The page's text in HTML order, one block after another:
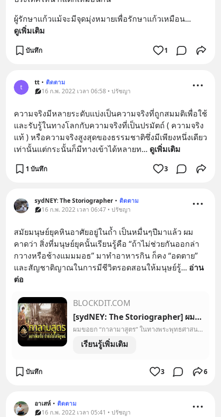
ผู้รักษาแก้วแม้จะมีจุดมุ่งหมายเพื่อรักษาแก้วเหมือน...
ดูเพิ่มเติม
บันทึก 1
t
tt • ติดตาม
16 ก.พ. 2022 เวลา 06:58 • ปรัชญา
ความจริงมีหลายระดับแบ่งเป็นความจริงที่ถูกสมมติเพื่อใช้
และรับรู้ในทางโลกกับความจริงที่เป็นปรมัตถ์ ( ความจริง
แท้ ) หรือความจริงสูงสุดของธรรมชาติซึ่งมีเพียงหนึ่งเดียว
เท่านั้นแต่กระนั้นก็มีทางเข้าได้หลายท... ดูเพิ่มเติม
1 บันทึก 3
sydNEY: The Storiographer • ติดตาม
16 ก.พ. 2022 เวลา 06:47 • ปรัชญา
สมัยมนุษย์ยุคหินอาศัยอยู่ในถ้ำ เป็นหมื่นๆปีมาแล้ว ผม
คาดว่า สิ่งที่มนุษย์ยุคนั้นเรียนรู้คือ “ถ้าไม่ช่วยกันออกล่า
กวางหรือช้างแมมมอธ” มาทำอาหารกิน ก็คง “อดตาย”
และสัญชาติญาณในการมีชีวิตรอดสอนให้มนุษย์รู้... อ่าน
ต่อ
BLOCKDIT.COM
[sydNEY: The Storiographer] ผมขอยก “กาลามาสูตร” ในทางพระพุทธศาสนามานำเสนอครับ โดย
ผมขอยก “กาลามาสูตร” ในทางพระพุทธศาสนามานำเสนอครับ โดย
เรียนรู้เพิ่มเติม
บันทึก 3 6
อาเสห์ • ติดตาม
16 ก.พ. 2022 เวลา 05:41 • ปรัชญา